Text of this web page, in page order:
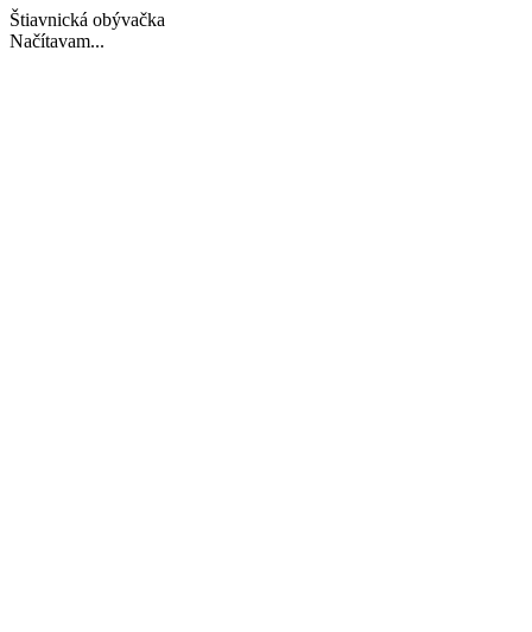
Štiavnická obývačka
Načítavam...